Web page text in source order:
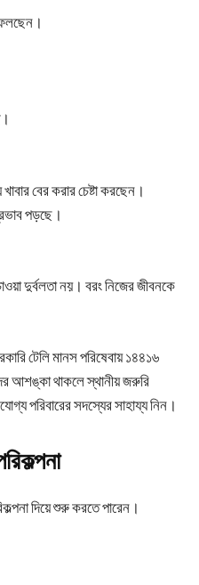
বের করার চেষ্টা করছেন।
পড়ছে।
দুর্বলতা নয়। বরং নিজের জীবনকে
টেলি মানস পরিষেবায় ১৪৪১৬
আশঙ্কা থাকলে স্থানীয় জরুরি
পরিবারের সদস্যের সাহায্য নিন।
দিয়ে শুরু করতে পারেন।